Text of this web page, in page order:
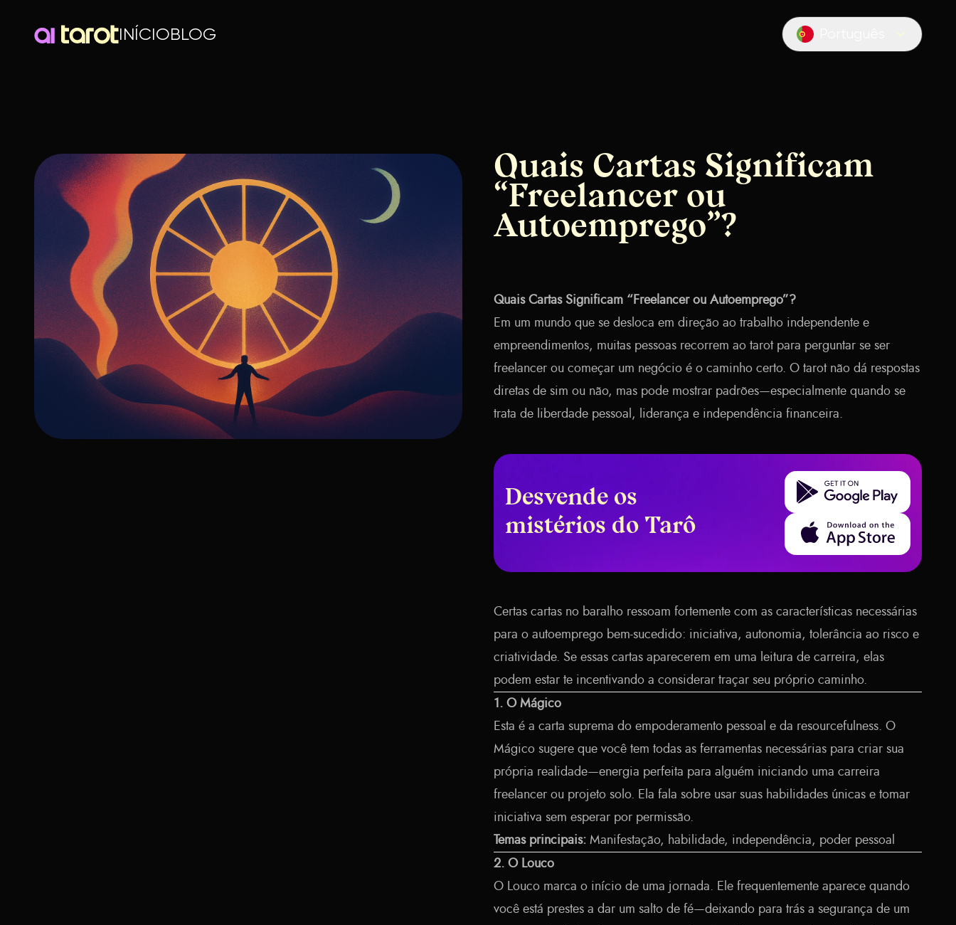
INÍCIOBLOG Locale switcher
Quais Cartas Significam
“Freelancer ou
Autoemprego”?
Quais Cartas Significam “Freelancer ou Autoemprego”?
Em um mundo que se desloca em direção ao trabalho independente e
empreendimentos, muitas pessoas recorrem ao tarot para perguntar se ser
freelancer ou começar um negócio é o caminho certo. O tarot não dá respostas
diretas de sim ou não, mas pode mostrar padrões—especialmente quando se
trata de liberdade pessoal, liderança e independência financeira.
Desvende os
mistérios do Tarô
Get it on Google Play
Download on the App Store
Certas cartas no baralho ressoam fortemente com as características necessárias
para o autoemprego bem-sucedido: iniciativa, autonomia, tolerância ao risco e
criatividade. Se essas cartas aparecerem em uma leitura de carreira, elas
podem estar te incentivando a considerar traçar seu próprio caminho.
1. O Mágico
Esta é a carta suprema do empoderamento pessoal e da resourcefulness. O
Mágico sugere que você tem todas as ferramentas necessárias para criar sua
própria realidade—energia perfeita para alguém iniciando uma carreira
freelancer ou projeto solo. Ela fala sobre usar suas habilidades únicas e tomar
iniciativa sem esperar por permissão.
Temas principais: Manifestação, habilidade, independência, poder pessoal
2. O Louco
O Louco marca o início de uma jornada. Ele frequentemente aparece quando
você está prestes a dar um salto de fé—deixando para trás a segurança de um